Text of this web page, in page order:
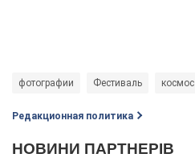
фотографии Фестиваль космос
Редакционная политика